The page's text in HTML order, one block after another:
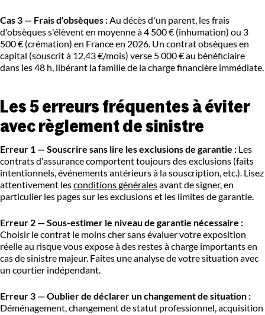
Cas 3 — Frais d'obsèques : Au décès d'un parent, les frais
d'obsèques s'élèvent en moyenne à 4 500 € (inhumation) ou 3
500 € (crémation) en France en 2026. Un contrat obsèques en
capital (souscrit à 12,43 €/mois) verse 5 000 € au bénéficiaire
dans les 48 h, libérant la famille de la charge financière immédiate.
Les 5 erreurs fréquentes à éviter
avec règlement de sinistre
Erreur 1 — Souscrire sans lire les exclusions de garantie : Les
contrats d'assurance comportent toujours des exclusions (faits
intentionnels, événements antérieurs à la souscription, etc.). Lisez
attentivement lesconditions généralesavant de signer, en
particulier les pages sur les exclusions et les limites de garantie.
Erreur 2 — Sous-estimer le niveau de garantie nécessaire :
Choisir le contrat le moins cher sans évaluer votre exposition
réelle au risque vous expose à des restes à charge importants en
cas de sinistre majeur. Faites une analyse de votre situation avec
un courtier indépendant.
Erreur 3 — Oublier de déclarer un changement de situation :
Déménagement, changement de statut professionnel, acquisition